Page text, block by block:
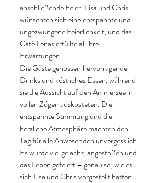
anschließende Feier. Lisa und Chris
wünschten sich eine entspannte und
ungezwungene Feierlichkeit, und das
Café Lenaserfüllte all ihre
Erwartungen.
Die Gäste genossen hervorragende
Drinks und köstliches Essen, während
sie die Aussicht auf den Ammersee in
vollen Zügen auskosteten. Die
entspannte Stimmung und die
herzliche Atmosphäre machten den
Tag für alle Anwesenden unvergesslich.
Es wurde viel gelacht, angestoßen und
das Leben gefeiert – genau so, wie es
sich Lisa und Chris vorgestellt hatten.